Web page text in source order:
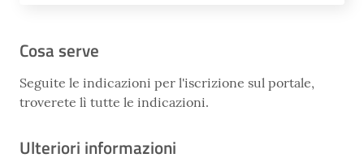
Cosa serve
Seguite le indicazioni per l'iscrizione sul portale,
troverete lì tutte le indicazioni.
Ulteriori informazioni